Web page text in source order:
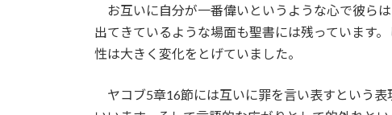
お互いに自分が一番偉いというような心で彼ら
出てきているような場面も聖書には残っています
性は大きく変化をとげていました。
ヤコブ5章16節には互いに罪を言い表すという表